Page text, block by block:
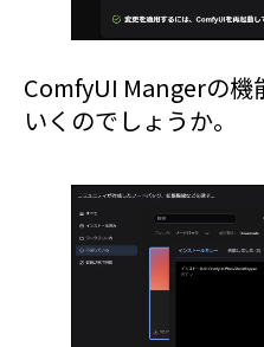
ComfyUI Mangerの機
いくのでしょうか。